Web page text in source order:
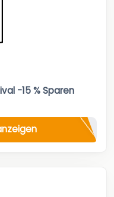
-15 % Sparen